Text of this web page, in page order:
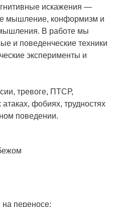
искажения —
мышление, конформизм и
В работе мы
и поведенческие техники
эксперименты и
тревоге, ПТСР,
фобиях, трудностях
поведении.
переносе;